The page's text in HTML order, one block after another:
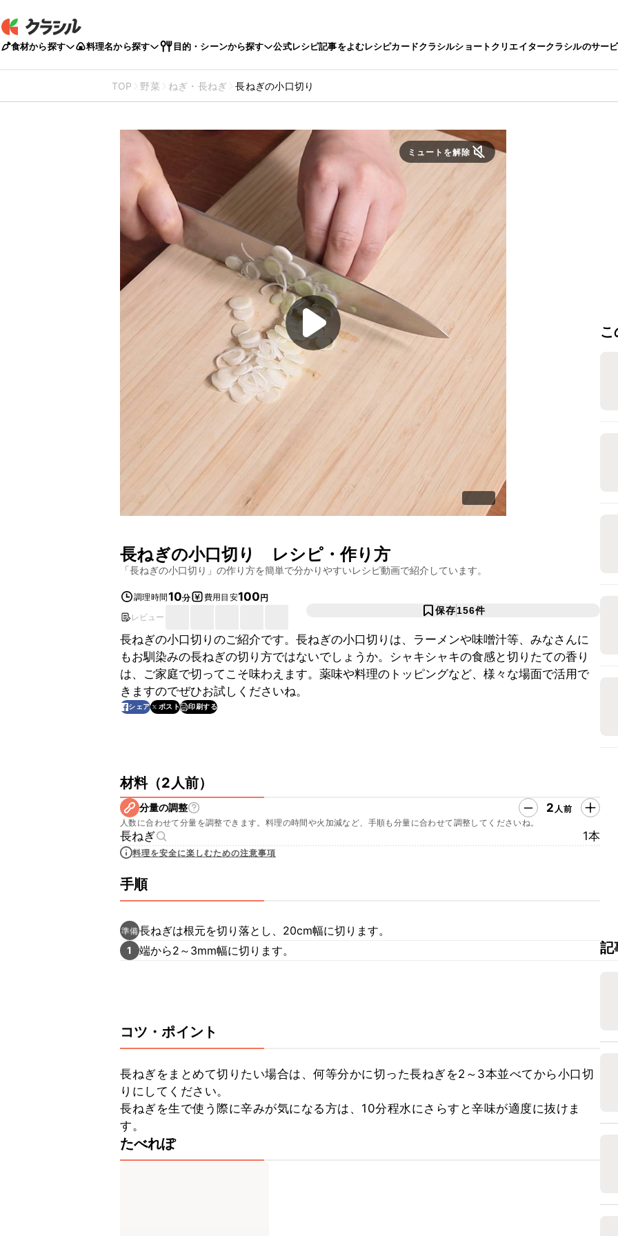
食材から探す 料理名から探す 目的・シーンから探す 公式レシピ記事をよむレシピカードクラシルショートクリエイタークラシルのサー
TOP 野菜 ねぎ・長ねぎ 長ねぎの小口切り
ミュートを解除
長ねぎの小口切り レシピ・作り方
「長ねぎの小口切り 」の作り方を簡単で分かりやすいレシピ動画で紹介しています。
調理時間10分 費用目安100円
レビュー
保存156件
長ねぎの小口切りのご紹介です。長ねぎの小口切りは、ラーメンや味噌汁等、みなさんに
もお馴染みの長ねぎの切り方ではないでしょうか。シャキシャキの食感と切りたての香り
は、ご家庭で切ってこそ味わえます。薬味や料理のトッピングなど、様々な場面で活用で
きますのでぜひお試しくださいね。
シェア ポスト 印刷する
材料（2人前）
分量の調整 2 人前
人数に合わせて分量を調整できます。料理の時間や火加減など、手順も分量に合わせて調整してくださいね。
長ねぎ 1本
料理を安全に楽しむための注意事項
手順
準備長ねぎは根元を切り落とし、20cm幅に切ります。
1 端から2～3mm幅に切ります。
コツ・ポイント
長ねぎをまとめて切りたい場合は、何等分かに切った長ねぎを2～3本並べてから小口切
りにしてください。
長ねぎを生で使う際に辛みが気になる方は、10分程水にさらすと辛味が適度に抜けま
す。
たべれぽ
記